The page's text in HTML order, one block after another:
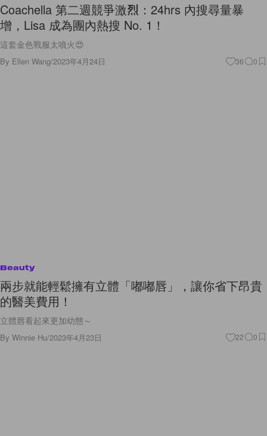
Coachella 第二週競爭激烈：24hrs 內搜尋量暴
增，Lisa 成為團內熱搜 No. 1！
這套金色戰服太噴火😍
By Ellen Wang/2023年4月24日 36 0
Beauty
兩步就能輕鬆擁有立體「嘟嘟唇」，讓你省下昂貴
的醫美費用！
立體唇看起來更加幼態～
By Winnie Hu/2023年4月23日 22 0